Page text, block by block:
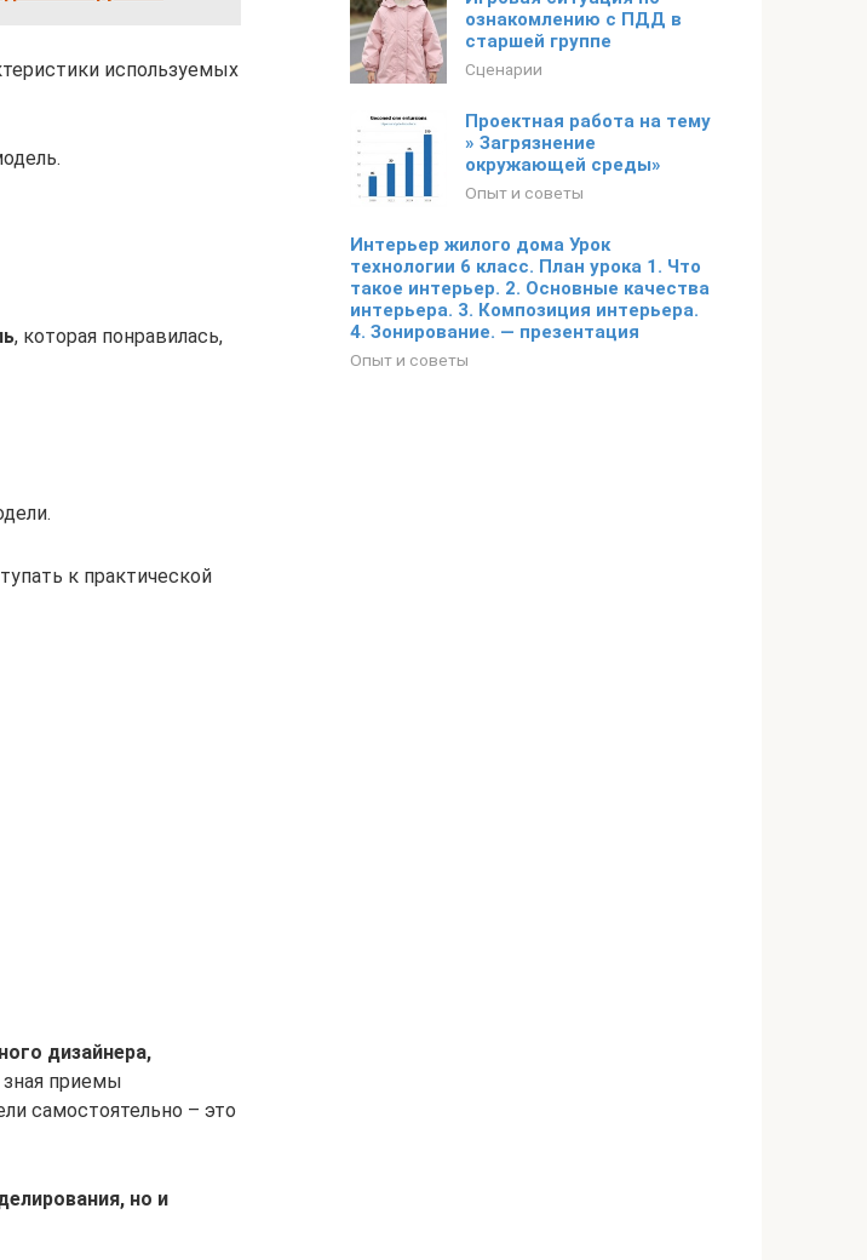
используемых
, которая понравилась,
к практической
дизайнера,
зная приемы
самостоятельно – это
но и
ознакомлению с ПДД в
старшей группе
Сценарии
Проектная работа на тему
» Загрязнение
окружающей среды»
Опыт и советы
Интерьер жилого дома Урок
технологии 6 класс. План урока 1. Что
такое интерьер. 2. Основные качества
интерьера. 3. Композиция интерьера.
4. Зонирование. — презентация
Опыт и советы